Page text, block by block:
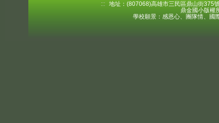
::: 地址：(807068)高雄市三民區鼎山街
鼎金國小版權
學校願景：感恩心、團隊情、國